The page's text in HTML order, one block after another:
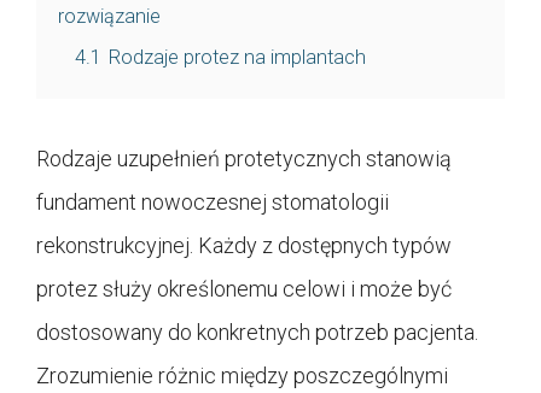
rozwiązanie
4.1
Rodzaje protez na implantach
Rodzaje uzupełnień protetycznych stanowią
fundament nowoczesnej stomatologii
rekonstrukcyjnej. Każdy z dostępnych typów
protez służy określonemu celowi i może być
dostosowany do konkretnych potrzeb pacjenta.
Zrozumienie różnic między poszczególnymi